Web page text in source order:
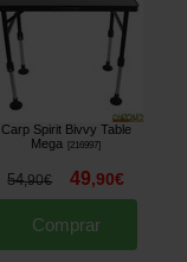
Carp Spirit Bivvy Table
Mega [216997]
54,90€ 49,90€
Comprar